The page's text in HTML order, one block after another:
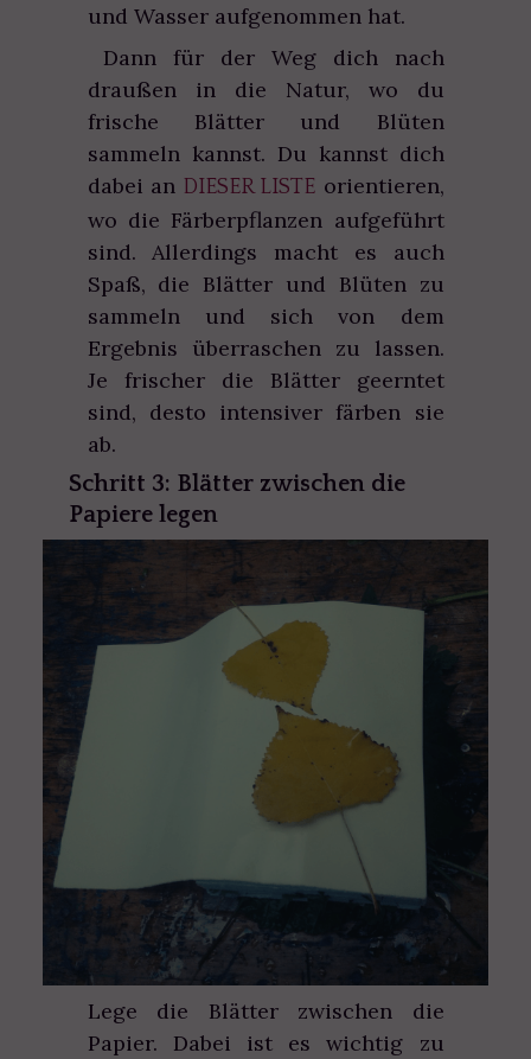
und Wasser aufgenommen hat.
Dann für der Weg dich nach
draußen in die Natur, wo du
frische Blätter und Blüten
sammeln kannst. Du kannst dich
dabei an DIESER LISTE orientieren,
wo die Färberpflanzen aufgeführt
sind. Allerdings macht es auch
Spaß, die Blätter und Blüten zu
sammeln und sich von dem
Ergebnis überraschen zu lassen.
Je frischer die Blätter geerntet
sind, desto intensiver färben sie
ab.
Schritt 3: Blätter zwischen die
Papiere legen
Lege die Blätter zwischen die
Papier. Dabei ist es wichtig zu